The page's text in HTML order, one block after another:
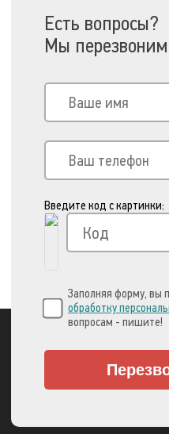
Есть вопросы?
Мы
Введите код с картинки:
Заполняя форму, вы
обработку
вопросам - пишите!